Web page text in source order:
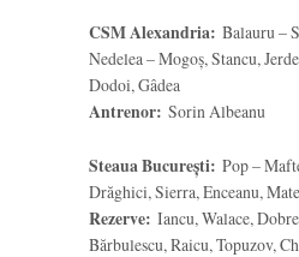
CSM Alexandria: Balauru –
Nedelea – Mogoș, Stancu,
Dodoi, Gâdea
Antrenor: Sorin Albeanu
Steaua București: Pop –
Drăghici, Sierra, Enceanu,
Rezerve: Iancu, Walace,
Bărbulescu, Raicu, Topuzov,